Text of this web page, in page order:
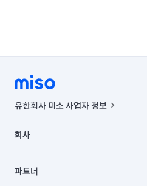
유한회사 미소 사업자 정보
00019 |
주소 | 본사: 서울특별시 종로구 율곡로
컨택센터 : 서울특별시 종로구 수송동
회사
채용
파트너